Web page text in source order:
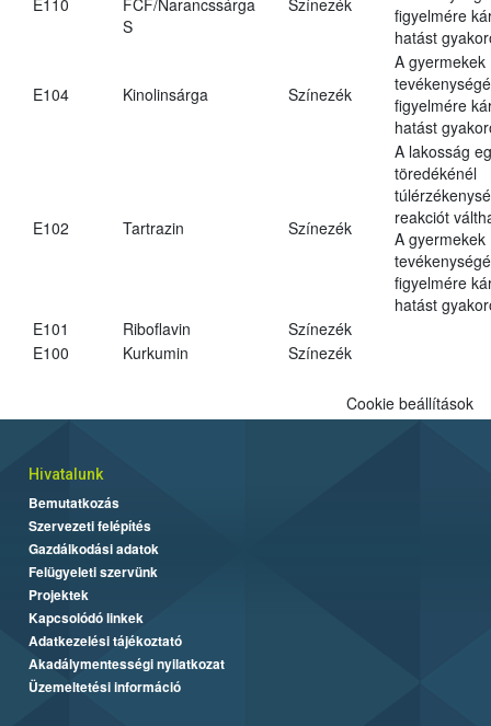
S
figyelmére
hatást
E104 Kinolinsárga Színezék
A gyermekek
figyelmére
hatást
E102 Tartrazin Színezék
A lakosság
töredékénél
reakciót
A gyermekek
figyelmére
hatást
E101
Riboflavin
Színezék
E100
Kurkumin Színezék
Cookie beállítások
Hivatalunk
Bemutatkozás
Szervezeti felépítés
Gazdálkodási adatok
Felügyeleti szervünk
Projektek
Kapcsolódó linkek
Adatkezelési tájékoztató
Akadálymentességi nyilatkozat
Üzemeltetési információ